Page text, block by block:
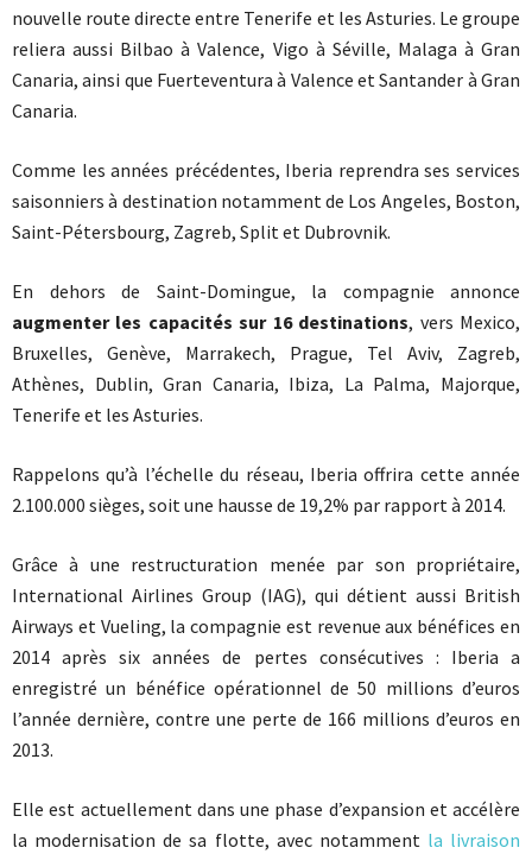
nouvelle route directe entre Tenerife et les Asturies. Le groupe
reliera aussi Bilbao à Valence, Vigo à Séville, Malaga à Gran
Canaria, ainsi que Fuerteventura à Valence et Santander à Gran
Canaria.
Comme les années précédentes, Iberia reprendra ses services
saisonniers à destination notamment de Los Angeles, Boston,
Saint-Pétersbourg, Zagreb, Split et Dubrovnik.
En dehors de Saint-Domingue, la compagnie annonce
augmenter les capacités sur 16 destinations, vers Mexico,
Bruxelles, Genève, Marrakech, Prague, Tel Aviv, Zagreb,
Athènes, Dublin, Gran Canaria, Ibiza, La Palma, Majorque,
Tenerife et les Asturies.
Rappelons qu’à l’échelle du réseau, Iberia offrira cette année
2.100.000 sièges, soit une hausse de 19,2% par rapport à 2014.
Grâce à une restructuration menée par son propriétaire,
International Airlines Group (IAG), qui détient aussi British
Airways et Vueling, la compagnie est revenue aux bénéfices en
2014 après six années de pertes consécutives : Iberia a
enregistré un bénéfice opérationnel de 50 millions d’euros
l’année dernière, contre une perte de 166 millions d’euros en
2013.
Elle est actuellement dans une phase d’expansion et accélère
la modernisation de sa flotte, avec notamment la livraison